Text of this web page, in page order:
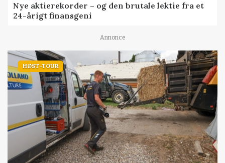
Nye aktierekorder – og den brutale lektie fra et
24-årigt finansgeni
Annonce
HØST-TOUR